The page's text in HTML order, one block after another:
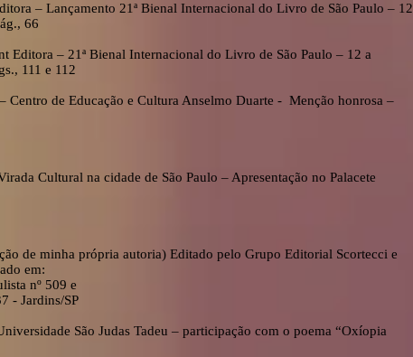
– Lançamento 21ª Bienal Internacional do Livro de São Paulo – 12
66
Editora – 21ª Bienal Internacional do Livro de São Paulo – 12 a
111 e 112
Centro de Educação e Cultura Anselmo Duarte - Menção honrosa –
Cultural na cidade de São Paulo – Apresentação no Palacete
de minha própria autoria) Editado pelo Grupo Editorial Scortecci e
em:
nº 509 e
- Jardins/SP
São Judas Tadeu – participação com o poema “Oxíopia